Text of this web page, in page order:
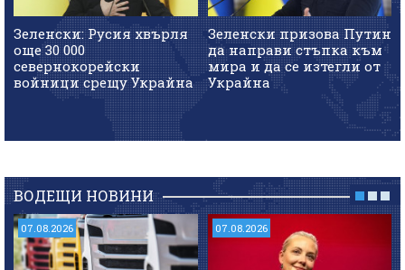
Зеленски: Русия хвърля
още 30 000
севернокорейски
войници срещу Украйна
Зеленски призова Путин
да направи стъпка към
мира и да се изтегли от
Украйна
ВОДЕЩИ НОВИНИ
07.08.2026 07.08.2026